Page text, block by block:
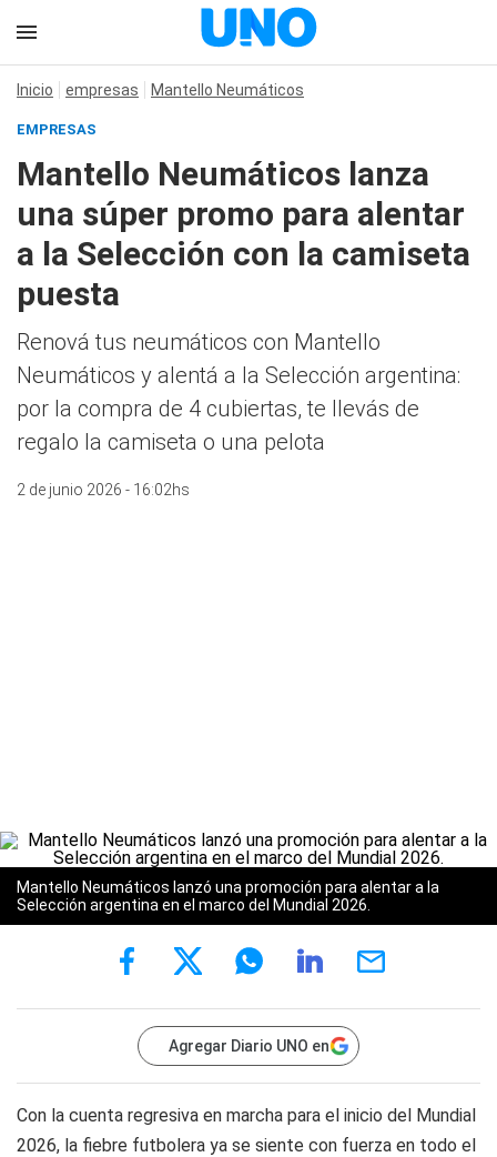
Inicio empresas Mantello Neumáticos
EMPRESAS
Mantello Neumáticos lanza
una súper promo para alentar
a la Selección con la camiseta
puesta
Renová tus neumáticos con Mantello
Neumáticos y alentá a la Selección argentina:
por la compra de 4 cubiertas, te llevás de
regalo la camiseta o una pelota
2 de junio 2026 - 16:02hs
Mantello Neumáticos lanzó una promoción para alentar a la
Selección argentina en el marco del Mundial 2026.
Agregar Diario UNO en
Con la cuenta regresiva en marcha para el inicio del Mundial
2026, la fiebre futbolera ya se siente con fuerza en todo el